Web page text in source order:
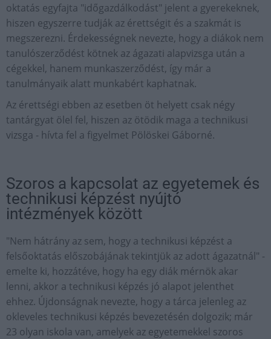
oktatás egyfajta "időgazdálkodást" jelent a gyerekeknek,
hiszen egyszerre tudják az érettségit és a szakmát is
megszerezni. Érdekességnek nevezte, hogy a diákok nem
tanulószerződést kötnek az ágazati alapvizsga után a
cégekkel, hanem munkaszerződést, így már a
tanulmányaik alatt munkabért kaphatnak.
Az érettségi ebben az esetben öt helyett csak négy
tantárgyat ölel fel, hiszen az ötödik maga a technikusi
vizsga - hívta fel a figyelmet Pölöskei Gáborné.
Szoros a kapcsolat az egyetemek és
technikusi képzést nyújtó
intézmények között
"Nem hátrány az sem, hogy a technikusi képzést a
felsőoktatás előszobájának tekintjük az adott ágazatnál" -
emelte ki, hozzátéve, hogy ha egy diák mérnök akar
lenni, akkor a technikusi képzés jó alapot jelenthet
ehhez. Újdonságnak nevezte, hogy a tárca jelenleg az
okleveles technikusi képzés bevezetésén dolgozik; már
23 olyan iskola van, amelyek az egyetemekkel szoros